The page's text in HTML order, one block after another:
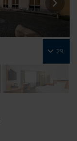
29